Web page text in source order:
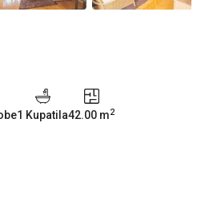
1 Kupatila42.00 m2